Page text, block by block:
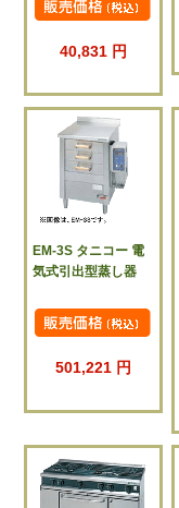
40,831 円
EM-3S タニコー 電
気式引出型蒸し器
501,221 円